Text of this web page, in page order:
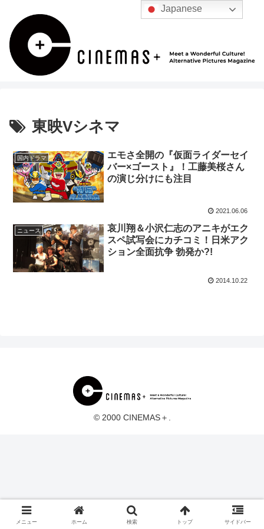
東映Vシネマ
国内ドラマ
エモさ全開の『仮面ライダーセイ
バー×ゴースト』！工藤美桜さん
の演じ分けにも注目
2021.06.06
ニュース
哀川翔＆小沢仁志のアニキがエク
スペ試写会にカチコミ！日米アク
ション全面抗争 勃発か?!
2014.10.22
© 2000 CINEMAS＋.
メニュー ホーム 検索 トップ サイドバー
Japanese